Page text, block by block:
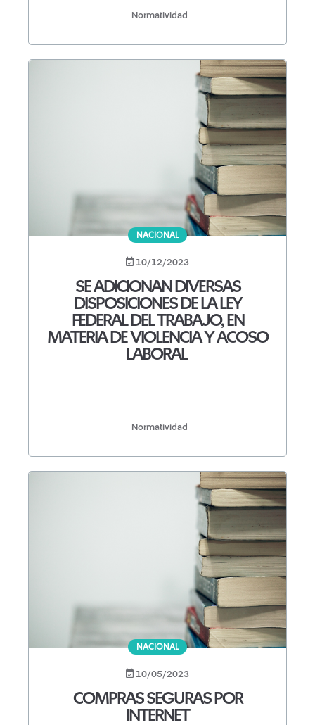
Normatividad
NACIONAL
10/12/2023
SE ADICIONAN DIVERSAS
DISPOSICIONES DE LA LEY
FEDERAL DEL TRABAJO, EN
MATERIA DE VIOLENCIA Y ACOSO
LABORAL
Normatividad
NACIONAL
10/05/2023
COMPRAS SEGURAS POR
INTERNET